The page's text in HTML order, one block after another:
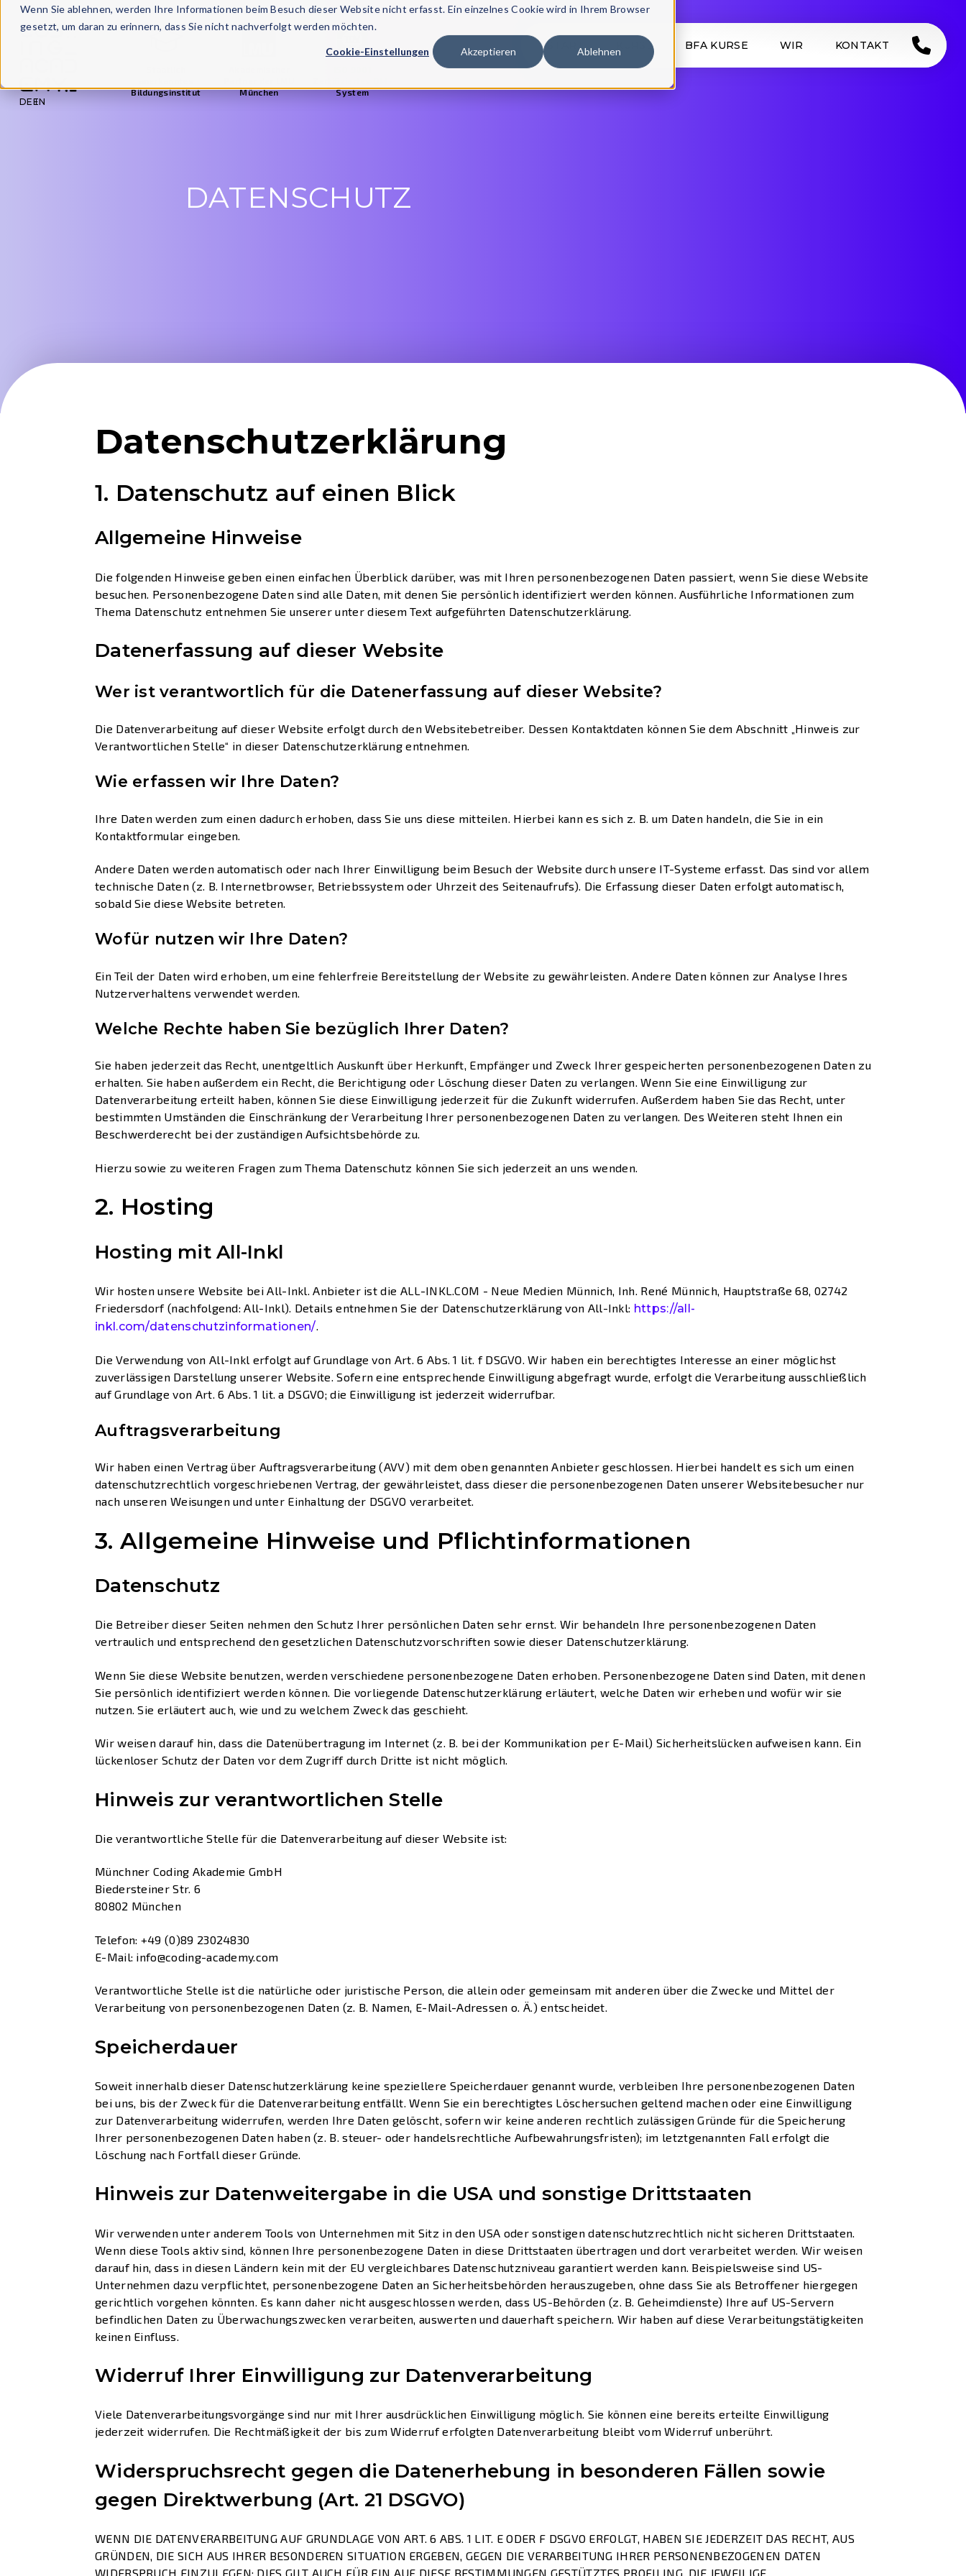
Wenn Sie ablehnen, werden Ihre Informationen beim Besuch dieser Website nicht erfasst. Ein einzelnes Cookie wird in Ihrem Browser
gesetzt, um daran zu erinnern, dass Sie nicht nachverfolgt werden möchten.
Cookie-Einstellungen Akzeptieren Ablehnen
DEEN
Bildungsinstitut
München
System
START KURSE BFA KURSE WIR KONTAKT
DATENSCHUTZ
Datenschutz­erklärung
1. Datenschutz auf einen Blick
Allgemeine Hinweise
Die folgenden Hinweise geben einen einfachen Überblick darüber, was mit Ihren personenbezogenen Daten passiert, wenn Sie diese Website
besuchen. Personenbezogene Daten sind alle Daten, mit denen Sie persönlich identifiziert werden können. Ausführliche Informationen zum
Thema Datenschutz entnehmen Sie unserer unter diesem Text aufgeführten Datenschutzerklärung.
Datenerfassung auf dieser Website
Wer ist verantwortlich für die Datenerfassung auf dieser Website?
Die Datenverarbeitung auf dieser Website erfolgt durch den Websitebetreiber. Dessen Kontaktdaten können Sie dem Abschnitt „Hinweis zur
Verantwortlichen Stelle“ in dieser Datenschutzerklärung entnehmen.
Wie erfassen wir Ihre Daten?
Ihre Daten werden zum einen dadurch erhoben, dass Sie uns diese mitteilen. Hierbei kann es sich z. B. um Daten handeln, die Sie in ein
Kontaktformular eingeben.
Andere Daten werden automatisch oder nach Ihrer Einwilligung beim Besuch der Website durch unsere IT-Systeme erfasst. Das sind vor allem
technische Daten (z. B. Internetbrowser, Betriebssystem oder Uhrzeit des Seitenaufrufs). Die Erfassung dieser Daten erfolgt automatisch,
sobald Sie diese Website betreten.
Wofür nutzen wir Ihre Daten?
Ein Teil der Daten wird erhoben, um eine fehlerfreie Bereitstellung der Website zu gewährleisten. Andere Daten können zur Analyse Ihres
Nutzerverhaltens verwendet werden.
Welche Rechte haben Sie bezüglich Ihrer Daten?
Sie haben jederzeit das Recht, unentgeltlich Auskunft über Herkunft, Empfänger und Zweck Ihrer gespeicherten personenbezogenen Daten zu
erhalten. Sie haben außerdem ein Recht, die Berichtigung oder Löschung dieser Daten zu verlangen. Wenn Sie eine Einwilligung zur
Datenverarbeitung erteilt haben, können Sie diese Einwilligung jederzeit für die Zukunft widerrufen. Außerdem haben Sie das Recht, unter
bestimmten Umständen die Einschränkung der Verarbeitung Ihrer personenbezogenen Daten zu verlangen. Des Weiteren steht Ihnen ein
Beschwerderecht bei der zuständigen Aufsichtsbehörde zu.
Hierzu sowie zu weiteren Fragen zum Thema Datenschutz können Sie sich jederzeit an uns wenden.
2. Hosting
Hosting mit All-Inkl
Wir hosten unsere Website bei All-Inkl. Anbieter ist die ALL-INKL.COM - Neue Medien Münnich, Inh. René Münnich, Hauptstraße 68, 02742
Friedersdorf (nachfolgend: All-Inkl). Details entnehmen Sie der Datenschutzerklärung von All-Inkl: https://all-
inkl.com/datenschutzinformationen/.
Die Verwendung von All-Inkl erfolgt auf Grundlage von Art. 6 Abs. 1 lit. f DSGVO. Wir haben ein berechtigtes Interesse an einer möglichst
zuverlässigen Darstellung unserer Website. Sofern eine entsprechende Einwilligung abgefragt wurde, erfolgt die Verarbeitung ausschließlich
auf Grundlage von Art. 6 Abs. 1 lit. a DSGVO; die Einwilligung ist jederzeit widerrufbar.
Auftragsverarbeitung
Wir haben einen Vertrag über Auftragsverarbeitung (AVV) mit dem oben genannten Anbieter geschlossen. Hierbei handelt es sich um einen
datenschutzrechtlich vorgeschriebenen Vertrag, der gewährleistet, dass dieser die personenbezogenen Daten unserer Websitebesucher nur
nach unseren Weisungen und unter Einhaltung der DSGVO verarbeitet.
3. Allgemeine Hinweise und Pflicht­informationen
Datenschutz
Die Betreiber dieser Seiten nehmen den Schutz Ihrer persönlichen Daten sehr ernst. Wir behandeln Ihre personenbezogenen Daten
vertraulich und entsprechend den gesetzlichen Datenschutzvorschriften sowie dieser Datenschutzerklärung.
Wenn Sie diese Website benutzen, werden verschiedene personenbezogene Daten erhoben. Personenbezogene Daten sind Daten, mit denen
Sie persönlich identifiziert werden können. Die vorliegende Datenschutzerklärung erläutert, welche Daten wir erheben und wofür wir sie
nutzen. Sie erläutert auch, wie und zu welchem Zweck das geschieht.
Wir weisen darauf hin, dass die Datenübertragung im Internet (z. B. bei der Kommunikation per E-Mail) Sicherheitslücken aufweisen kann. Ein
lückenloser Schutz der Daten vor dem Zugriff durch Dritte ist nicht möglich.
Hinweis zur verantwortlichen Stelle
Die verantwortliche Stelle für die Datenverarbeitung auf dieser Website ist:
Münchner Coding Akademie GmbH
Biedersteiner Str. 6
80802 München
Telefon: +49 (0)89 23024830
E-Mail: info@coding-academy.com
Verantwortliche Stelle ist die natürliche oder juristische Person, die allein oder gemeinsam mit anderen über die Zwecke und Mittel der
Verarbeitung von personenbezogenen Daten (z. B. Namen, E-Mail-Adressen o. Ä.) entscheidet.
Speicherdauer
Soweit innerhalb dieser Datenschutzerklärung keine speziellere Speicherdauer genannt wurde, verbleiben Ihre personenbezogenen Daten
bei uns, bis der Zweck für die Datenverarbeitung entfällt. Wenn Sie ein berechtigtes Löschersuchen geltend machen oder eine Einwilligung
zur Datenverarbeitung widerrufen, werden Ihre Daten gelöscht, sofern wir keine anderen rechtlich zulässigen Gründe für die Speicherung
Ihrer personenbezogenen Daten haben (z. B. steuer- oder handelsrechtliche Aufbewahrungsfristen); im letztgenannten Fall erfolgt die
Löschung nach Fortfall dieser Gründe.
Hinweis zur Datenweitergabe in die USA und sonstige Drittstaaten
Wir verwenden unter anderem Tools von Unternehmen mit Sitz in den USA oder sonstigen datenschutzrechtlich nicht sicheren Drittstaaten.
Wenn diese Tools aktiv sind, können Ihre personenbezogene Daten in diese Drittstaaten übertragen und dort verarbeitet werden. Wir weisen
darauf hin, dass in diesen Ländern kein mit der EU vergleichbares Datenschutzniveau garantiert werden kann. Beispielsweise sind US-
Unternehmen dazu verpflichtet, personenbezogene Daten an Sicherheitsbehörden herauszugeben, ohne dass Sie als Betroffener hiergegen
gerichtlich vorgehen könnten. Es kann daher nicht ausgeschlossen werden, dass US-Behörden (z. B. Geheimdienste) Ihre auf US-Servern
befindlichen Daten zu Überwachungszwecken verarbeiten, auswerten und dauerhaft speichern. Wir haben auf diese Verarbeitungstätigkeiten
keinen Einfluss.
Widerruf Ihrer Einwilligung zur Datenverarbeitung
Viele Datenverarbeitungsvorgänge sind nur mit Ihrer ausdrücklichen Einwilligung möglich. Sie können eine bereits erteilte Einwilligung
jederzeit widerrufen. Die Rechtmäßigkeit der bis zum Widerruf erfolgten Datenverarbeitung bleibt vom Widerruf unberührt.
Widerspruchsrecht gegen die Datenerhebung in besonderen Fällen sowie
gegen Direktwerbung (Art. 21 DSGVO)
WENN DIE DATENVERARBEITUNG AUF GRUNDLAGE VON ART. 6 ABS. 1 LIT. E ODER F DSGVO ERFOLGT, HABEN SIE JEDERZEIT DAS RECHT, AUS
GRÜNDEN, DIE SICH AUS IHRER BESONDEREN SITUATION ERGEBEN, GEGEN DIE VERARBEITUNG IHRER PERSONENBEZOGENEN DATEN
WIDERSPRUCH EINZULEGEN; DIES GILT AUCH FÜR EIN AUF DIESE BESTIMMUNGEN GESTÜTZTES PROFILING. DIE JEWEILIGE